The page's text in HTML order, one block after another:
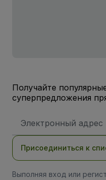
Получайте
суперпредложения
электронной
Присоединиться к
Выполняя вход или